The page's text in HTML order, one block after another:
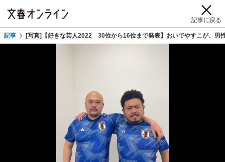
記事に戻る
記事 [写真]【好きな芸人2022 30位から16位まで発表】おいでやすこが、男